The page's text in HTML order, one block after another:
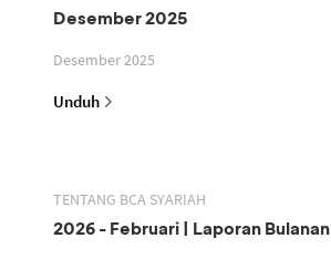
Desember 2025
Desember 2025
Unduh
TENTANG BCA SYARIAH
2026 - Februari | Laporan Bulanan